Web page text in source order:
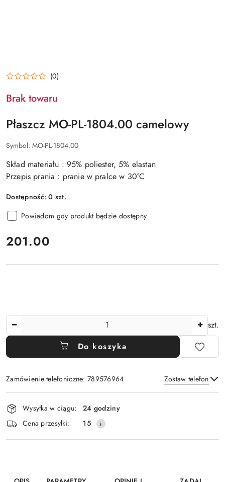
(0)
Brak towaru
Płaszcz MO-PL-1804.00 camelowy
Symbol: MO-PL-1804.00
Skład materiału : 95% poliester, 5% elastan
Przepis prania : pranie w pralce w 30°C
Dostępność:0 szt.
Powiadom gdy produkt będzie dostępny
cena:
201.00
szt.
Do koszyka
Zamówienie telefoniczne: 789576964 Zostaw telefon
Wyślij
Dostępność
i
dostawa
Wysyłka w ciągu:
24 godziny
Cena przesyłki:
15